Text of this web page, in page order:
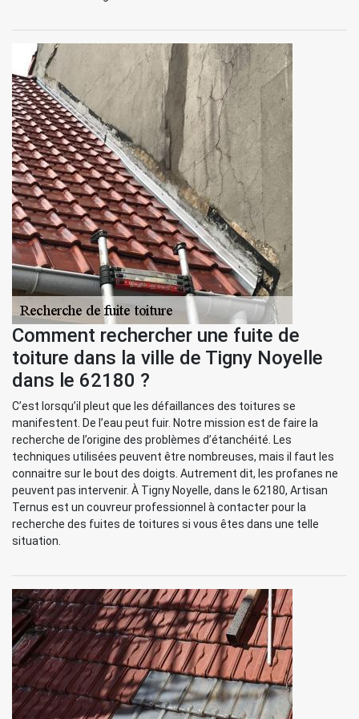
Comment rechercher une fuite de
toiture dans la ville de Tigny Noyelle
dans le 62180 ?
C’est lorsqu’il pleut que les défaillances des toitures se
manifestent. De l’eau peut fuir. Notre mission est de faire la
recherche de l’origine des problèmes d’étanchéité. Les
techniques utilisées peuvent être nombreuses, mais il faut les
connaitre sur le bout des doigts. Autrement dit, les profanes ne
peuvent pas intervenir. À Tigny Noyelle, dans le 62180, Artisan
Ternus est un couvreur professionnel à contacter pour la
recherche des fuites de toitures si vous êtes dans une telle
situation.